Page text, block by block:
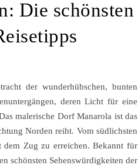
Die schönsten
der wunderhübschen, bunten
deren Licht für eine
malerische Dorf Manarola ist das
Norden reiht. Vom südlichsten
Zug zu erreichen. Bekannt für
schönsten Sehenswürdigkeiten der